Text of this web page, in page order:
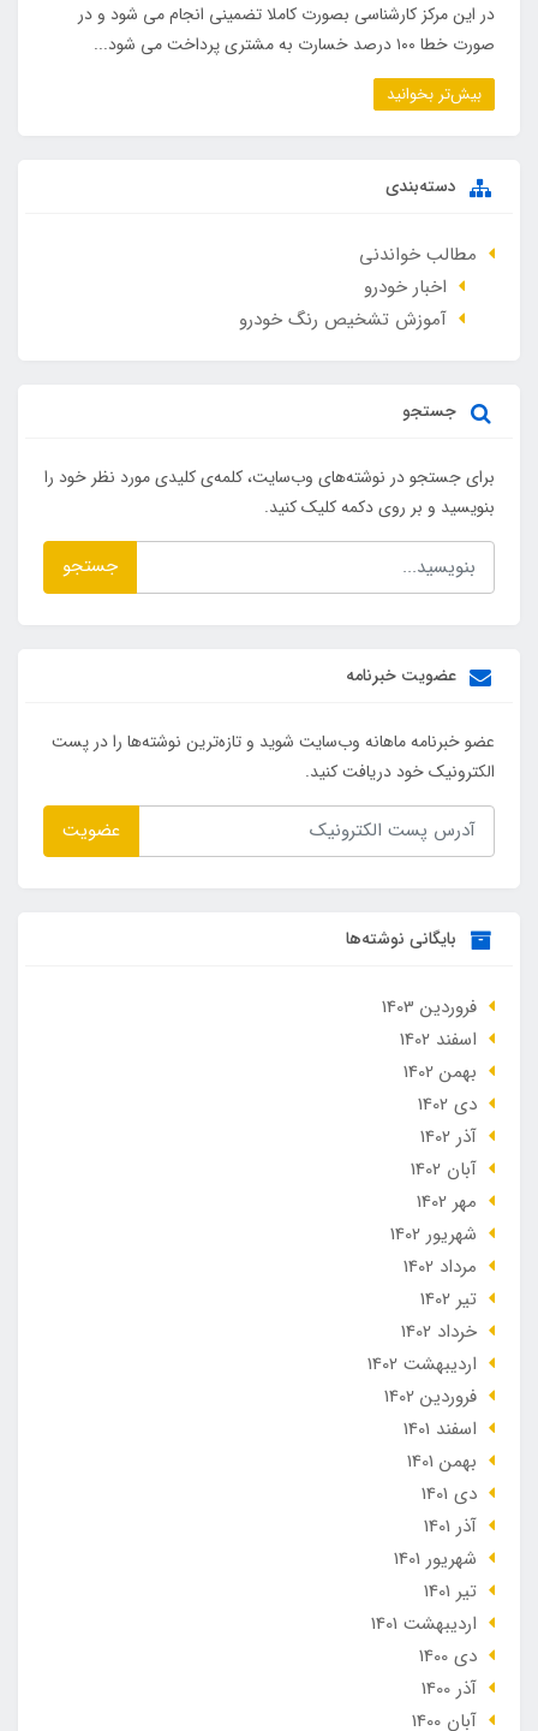
در این مرکز کارشناسی بصورت کاملا تضمینی انجام می شود و در
صورت خطا ۱۰۰ درصد خسارت به مشتری پرداخت می شود...
بیش‌تر بخوانید
دسته‌بندی
مطالب خواندنی
اخبار خودرو
آموزش تشخیص رنگ خودرو
جستجو
برای جستجو در نوشته‌های وب‌سایت، کلمه‌ی کلیدی مورد نظر خود را
بنویسید و بر روی دکمه کلیک کنید.
جستجو
عضویت خبرنامه
عضو خبرنامه ماهانه وب‌سایت شوید و تازه‌ترین نوشته‌ها را در پست
الکترونیک خود دریافت کنید.
عضویت
بایگانی نوشته‌ها
فروردین 1403
اسفند 1402
بهمن 1402
دی 1402
آذر 1402
آبان 1402
مهر 1402
شهریور 1402
مرداد 1402
تير 1402
خرداد 1402
ارديبهشت 1402
فروردین 1402
اسفند 1401
بهمن 1401
دی 1401
آذر 1401
شهریور 1401
تير 1401
ارديبهشت 1401
دی 1400
آذر 1400
آبان 1400